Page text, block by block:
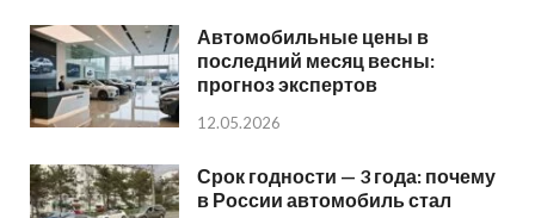
Автомобильные цены в
последний месяц весны:
прогноз экспертов
12.05.2026
Срок годности — 3 года: почему
в России автомобиль стал